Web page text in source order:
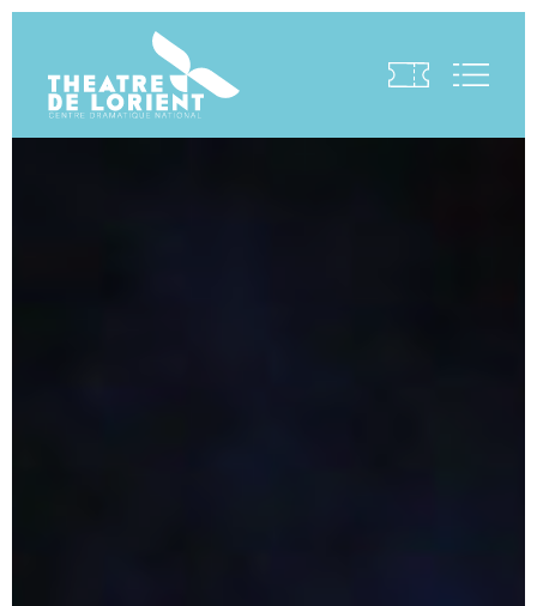
Visite virtuelle